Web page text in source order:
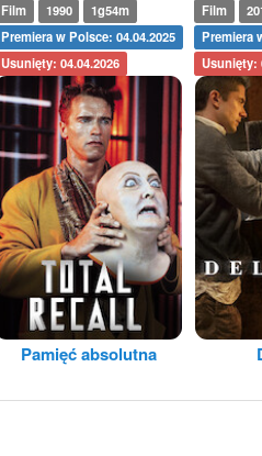
Film 1990
1g54m
Premiera w Polsce: 04.04.2025
Usunięty: 04.04.2026
Pamięć absolutna
Film
Premiera
Usunięty: